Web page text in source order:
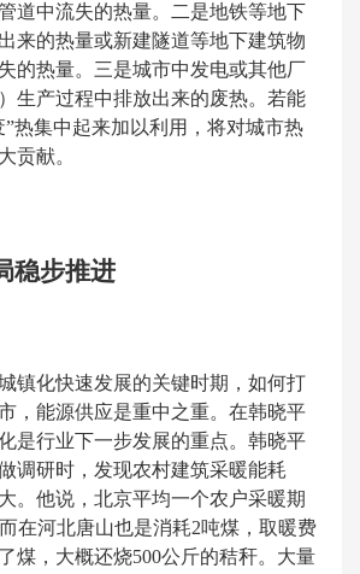
道中流失的热量。二是地铁等地下
来的热量或新建隧道等地下建筑物
的热量。三是城市中发电或其他厂
生产过程中排放出来的废热。若能
”热集中起来加以利用，将对城市热
贡献。
稳步推进
镇化快速发展的关键时期，如何打
，能源供应是重中之重。在韩晓平
是行业下一步发展的重点。韩晓平
调研时，发现农村建筑采暖能耗
。他说，北京平均一个农户采暖期
在河北唐山也是消耗2吨煤，取暖费
煤，大概还烧500公斤的秸秆。大量